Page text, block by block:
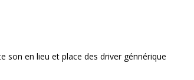
son en lieu et place des driver génnérique